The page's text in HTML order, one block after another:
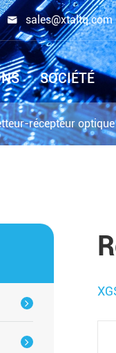
 sales@xtaltq.com
SOCIÉTÉ
récepteur optique